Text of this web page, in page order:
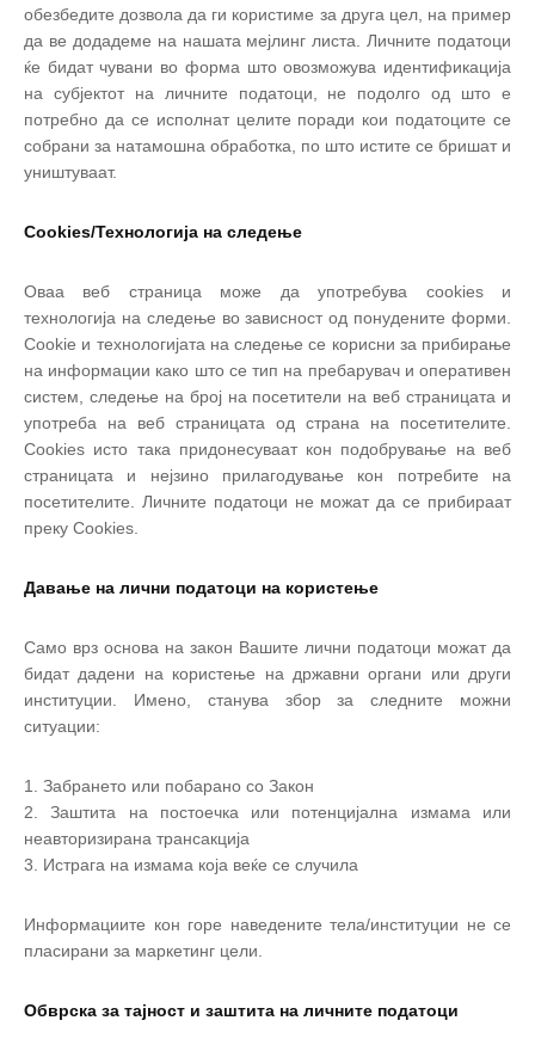
обезбедите дозвола да ги користиме за друга цел, на пример
да ве додадеме на нашата мејлинг листа. Личните податоци
ќе бидат чувани во форма што овозможува идентификација
на субјектот на личните податоци, не подолго од што е
потребно да се исполнат целите поради кои податоците се
собрани за натамошна обработка, по што истите се бришат и
уништуваат.
Cookies/Технологија на следење
Оваа веб страница може да употребува cookies и
технологија на следење во зависност од понудените форми.
Cookie и технологијата на следење се корисни за прибирање
на информации како што се тип на пребарувач и оперативен
систем, следење на број на посетители на веб страницата и
употреба на веб страницата од страна на посетителите.
Cookies исто така придонесуваат кон подобрување на веб
страницата и нејзино прилагодување кон потребите на
посетителите. Личните податоци не можат да се прибираат
преку Cookies.
Давање на лични податоци на користење
Само врз основа на закон Вашите лични податоци можат да
бидат дадени на користење на државни органи или други
институции. Имено, станува збор за следните можни
ситуации:
Забрането или побарано со Закон
Заштита на постоечка или потенцијална измама или
неавторизирана трансакција
Истрага на измама која веќе се случила
Информациите кон горе наведените тела/институции не се
пласирани за маркетинг цели.
Обврска за тајност и заштита на личните податоци